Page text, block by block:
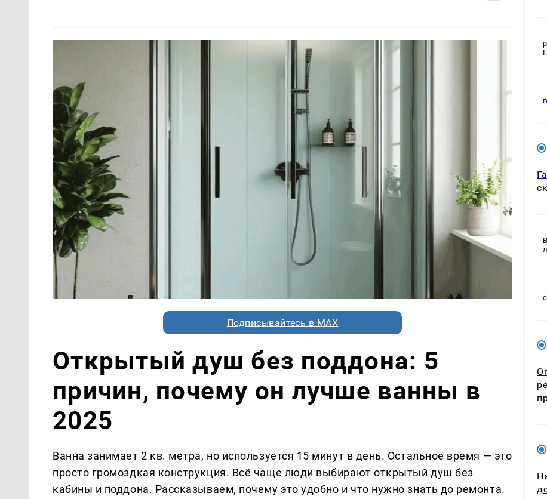
Подписывайтесь в MAX
Открытый душ без поддона: 5
причин, почему он лучше ванны в
2025
Ванна занимает 2 кв. метра, но используется 15 минут в день. Остальное время — это
просто громоздкая конструкция. Всё чаще люди выбирают открытый душ без
кабины и поддона. Рассказываем, почему это удобно и что нужно знать до ремонта.